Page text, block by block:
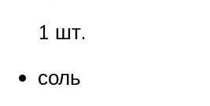
1 шт.
соль